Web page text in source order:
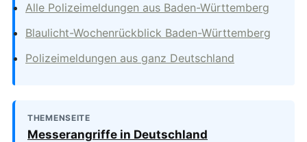
Alle Polizeimeldungen aus Baden-Württemberg
Blaulicht-Wochenrückblick Baden-Württemberg
Polizeimeldungen aus ganz Deutschland
THEMENSEITE
Messerangriffe in Deutschland